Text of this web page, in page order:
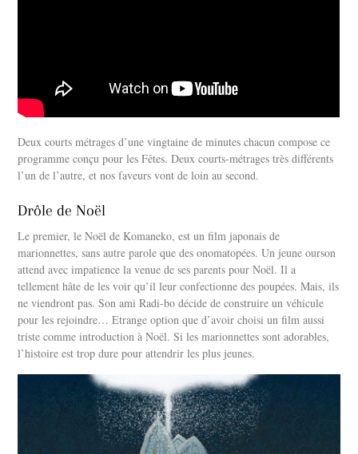
Deux courts métrages d’une vingtaine de minutes chacun compose ce
programme conçu pour les Fêtes. Deux courts-métrages très différents
l’un de l’autre, et nos faveurs vont de loin au second.
Drôle de Noël
Le premier, le Noël de Komaneko, est un film japonais de
marionnettes, sans autre parole que des onomatopées. Un jeune ourson
attend avec impatience la venue de ses parents pour Noël. Il a
tellement hâte de les voir qu’il leur confectionne des poupées. Mais, ils
ne viendront pas. Son ami Radi-bo décide de construire un véhicule
pour les rejoindre… Etrange option que d’avoir choisi un film aussi
triste comme introduction à Noël. Si les marionnettes sont adorables,
l’histoire est trop dure pour attendrir les plus jeunes.